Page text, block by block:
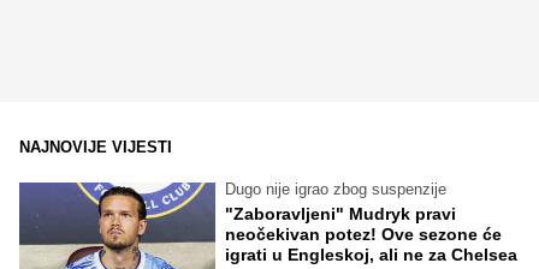
NAJNOVIJE VIJESTI
Dugo nije igrao zbog suspenzije
"Zaboravljeni" Mudryk pravi
neočekivan potez! Ove sezone će
igrati u Engleskoj, ali ne za Chelsea